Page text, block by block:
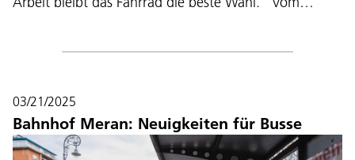
03/21/2025
Bahnhof Meran: Neuigkeiten für Busse